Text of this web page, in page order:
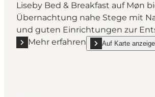
Liseby Bed & Breakfast auf Møn
Übernachtung nahe Stege mit
und guten Einrichtungen zur
Mehr erfahren
Mehr erfahren "Liseby Bed &
Auf Karte
show Liseby Bed &